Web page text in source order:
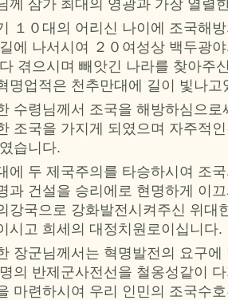
께 삼가 최대의 영광과 가장 열렬
１０대의 어리신 나이에 조국해
에 나서시여 ２０여성상 백두광
겪으시며 빼앗긴 나라를 찾아주
명업적은 천추만대에 길이 빛나고
수령님께서 조국을 해방하심으
조국을 가지게 되였으며 자주적
습니다.
에 두 제국주의를 타승하시여 조
과 건설을 승리에로 현명하게 이
강국으로 강화발전시켜주신 위대
시고 희세의 대정치원로이십니다.
장군님께서는 혁명발전의 요구
의 반제군사전선을 철옹성같이
마련하시여 우리 인민의 조국수